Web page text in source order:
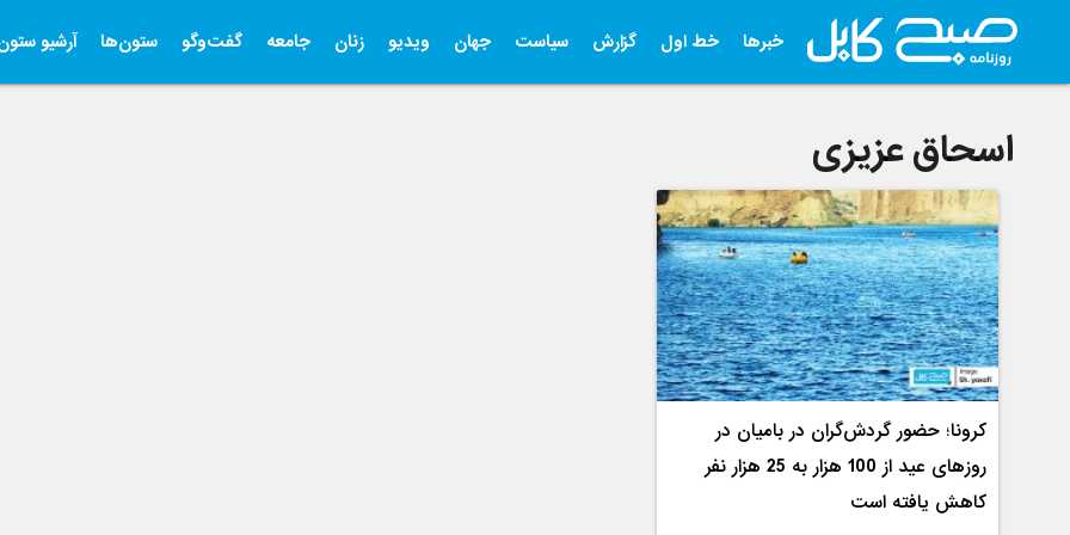
خبرها خط اول گزارش سیاست جهان ویدیو زنان جامعه گفت‌وگو ستون‌ها آرشیو
اسحاق عزیزی
کرونا؛ حضور گردش‌گران در بامیان در
روزهای عید از 100 هزار به 25 هزار نفر
کاهش یافته است